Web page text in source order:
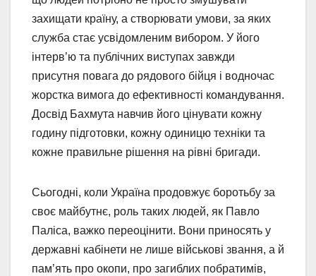
захищати країну, а створювати умови, за яких
служба стає усвідомленим вибором. У його
інтерв’ю та публічних виступах завжди
присутня повага до рядового бійця і водночас
жорстка вимога до ефективності командування.
Досвід Бахмута навчив його цінувати кожну
годину підготовки, кожну одиницю техніки та
кожне правильне рішення на рівні бригади.
Сьогодні, коли Україна продовжує боротьбу за
своє майбутнє, роль таких людей, як Павло
Паліса, важко переоцінити. Вони приносять у
державні кабінети не лише військові звання, а й
пам’ять про окопи, про загиблих побратимів,